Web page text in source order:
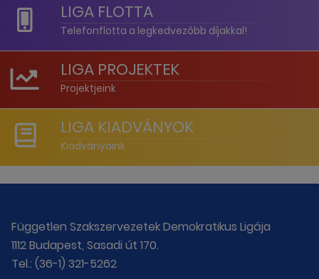
LIGA FLOTTA
Telefonflotta a legkedvezőbb díjakkal!
LIGA PROJEKTEK
Projektjeink
LIGA KIADVÁNYOK
Kiadványaink
Független Szakszervezetek Demokratikus Ligája
1112 Budapest, Sasadi út 170.
Tel.: (36-1) 321-5262